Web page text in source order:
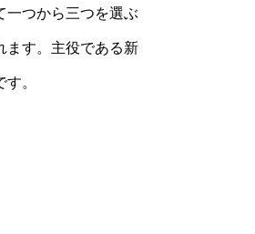
一つから三つを選ぶ
ます。主役である新
。